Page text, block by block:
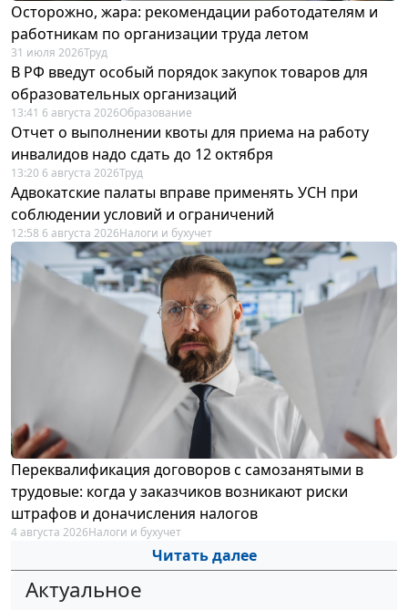
Осторожно, жара: рекомендации работодателям и
работникам по организации труда летом
31 июля 2026Труд
В РФ введут особый порядок закупок товаров для
образовательных организаций
13:41 6 августа 2026Образование
Отчет о выполнении квоты для приема на работу
инвалидов надо сдать до 12 октября
13:20 6 августа 2026Труд
Адвокатские палаты вправе применять УСН при
соблюдении условий и ограничений
12:58 6 августа 2026Налоги и бухучет
Переквалификация договоров с самозанятыми в
трудовые: когда у заказчиков возникают риски
штрафов и доначисления налогов
4 августа 2026Налоги и бухучет
Читать далее
Актуальное